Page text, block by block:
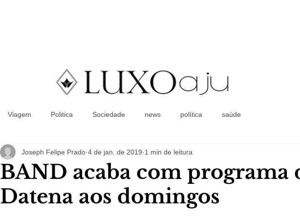
Coluna Social
Viagem Politica Sociedade news política saúde
BAND acaba com programa
Datena aos domingos
Joseph Felipe Prado 4 de jan. de 2019 1 min de leitura